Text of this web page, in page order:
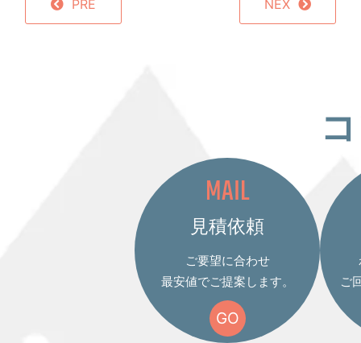
PRE NEX
MAIL
見積依頼
ご要望に合わせ
最安値でご提案します。
GO
ご